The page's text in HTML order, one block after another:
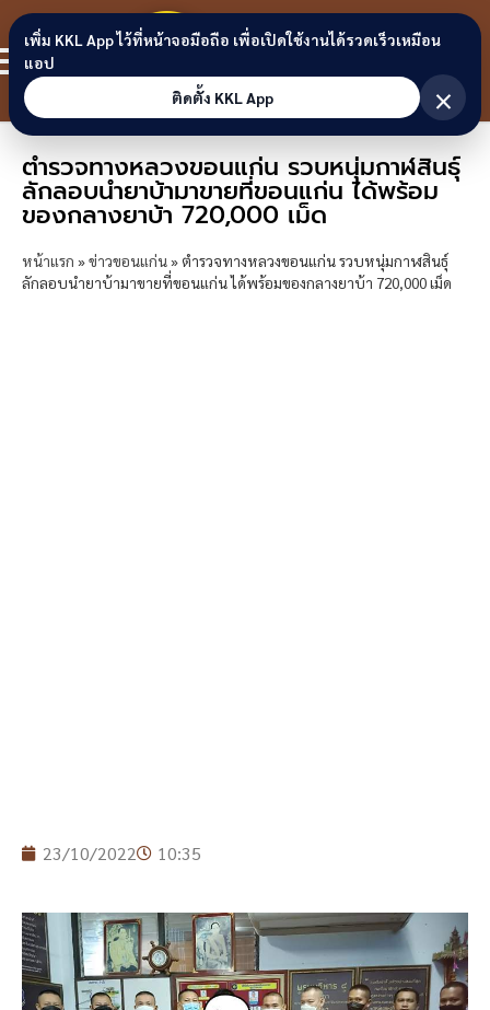
Skip to content
ขอนแก่น
ลิงก์
ตำรวจทางหลวงขอนแก่น รวบหนุ่มกาฬสินธุ์
ลักลอบนำยาบ้ามาขายที่ขอนแก่น ได้พร้อม
ของกลางยาบ้า 720,000 เม็ด
หน้าแรก »ข่าวขอนแก่น»ตำรวจทางหลวงขอนแก่น รวบหนุ่มกาฬสินธุ์
ลักลอบนำยาบ้ามาขายที่ขอนแก่น ได้พร้อมของกลางยาบ้า 720,000 เม็ด
23/10/2022 10:35
เพิ่ม KKL App ไว้ที่หน้าจอมือถือ เพื่อเปิดใช้งานได้รวดเร็วเหมือน
แอป
ติดตั้ง KKL App
×